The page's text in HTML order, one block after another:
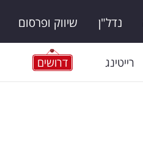
נדל"ן שיווק ופרסום
רייטינג דרושים